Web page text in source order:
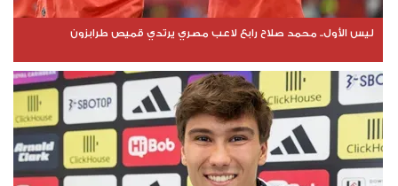
ليس الأول.. محمد صلاح رابع لاعب مصري يرتدي قميص طرابزون